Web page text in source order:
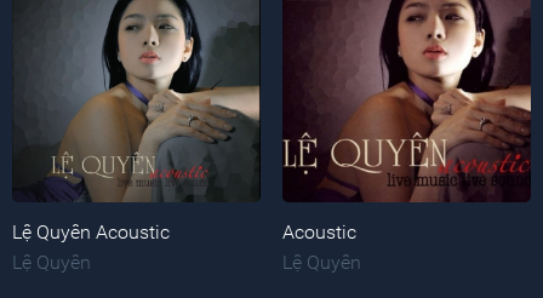
Lệ Quyên Acoustic
Lệ Quyên
Acoustic
Lệ Quyên